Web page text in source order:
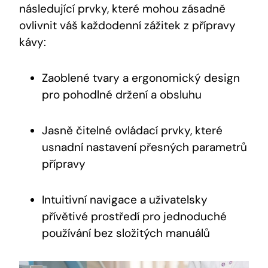
následující prvky, které mohou zásadně
ovlivnit váš každodenní zážitek z přípravy
kávy:
Zaoblené tvary a ergonomický design
pro pohodlné držení⁣ a‌ obsluhu
Jasně‍ čitelné⁣ ovládací prvky, které
usnadní​ nastavení přesných parametrů
​přípravy
Intuitivní navigace a ​uživatelsky
přívětivé prostředí pro jednoduché
používání bez složitých manuálů